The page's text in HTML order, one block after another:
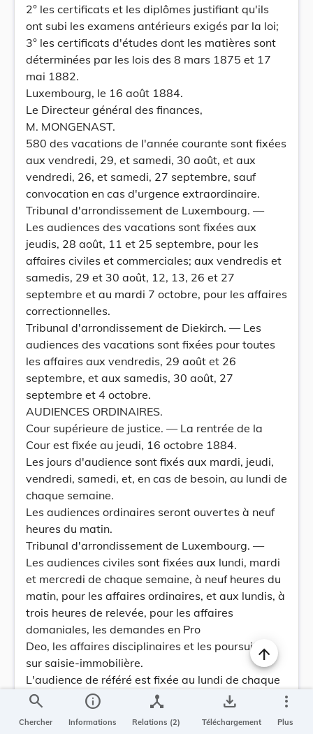
2° les certificats et les diplômes justifiant qu'ils
ont subi les examens antérieurs exigés par la loi;
3° les certificats d'études dont les matières sont
déterminées par les lois des 8 mars 1875 et 17
mai 1882.
Luxembourg, le 16 août 1884.
Le Directeur général des finances,
M. MONGENAST.
580 des vacations de l'année courante sont fixées
aux vendredi, 29, et samedi, 30 août, et aux
vendredi, 26, et samedi, 27 septembre, sauf
convocation en cas d'urgence extraordinaire.
Tribunal d'arrondissement de Luxembourg. —
Les audiences des vacations sont fixées aux
jeudis, 28 août, 11 et 25 septembre, pour les
affaires civiles et commerciales; aux vendredis et
samedis, 29 et 30 août, 12, 13, 26 et 27
septembre et au mardi 7 octobre, pour les affaires
correctionnelles.
Tribunal d'arrondissement de Diekirch. — Les
audiences des vacations sont fixées pour toutes
les affaires aux vendredis, 29 août et 26
septembre, et aux samedis, 30 août, 27
septembre et 4 octobre.
AUDIENCES ORDINAIRES.
Cour supérieure de justice. — La rentrée de la
Cour est fixée au jeudi, 16 octobre 1884.
Les jours d'audience sont fixés aux mardi, jeudi,
vendredi, samedi, et, en cas de besoin, au lundi de
chaque semaine.
Les audiences ordinaires seront ouvertes à neuf
heures du matin.
Tribunal d'arrondissement de Luxembourg. —
Les audiences civiles sont fixées aux lundi, mardi
et mercredi de chaque semaine, à neuf heures du
matin, pour les affaires ordinaires, et aux lundis, à
trois heures de relevée, pour les affaires
domaniales, les demandes en Pro
Deo, les affaires disciplinaires et les poursuites
sur saisie-immobilière.
L'audience de référé est fixée au lundi de chaque
semaine, à deux heures et demie de relevée.
Les audiences correctionnelles sont fixées aux
mardi et jeudi de chaque semaine, à neuf heures
search
Chercher
info
Informations
device_hub
Relations (2)
save_alt
Téléchargement
more_vert
Plus